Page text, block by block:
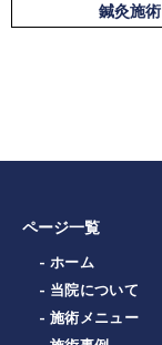
鍼灸施術
ページ一覧
- ホーム
- 当院について
- 施術メニュー